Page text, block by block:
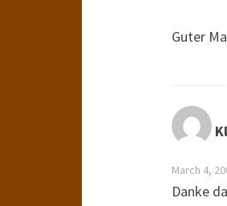
Guter
March 4,
Danke